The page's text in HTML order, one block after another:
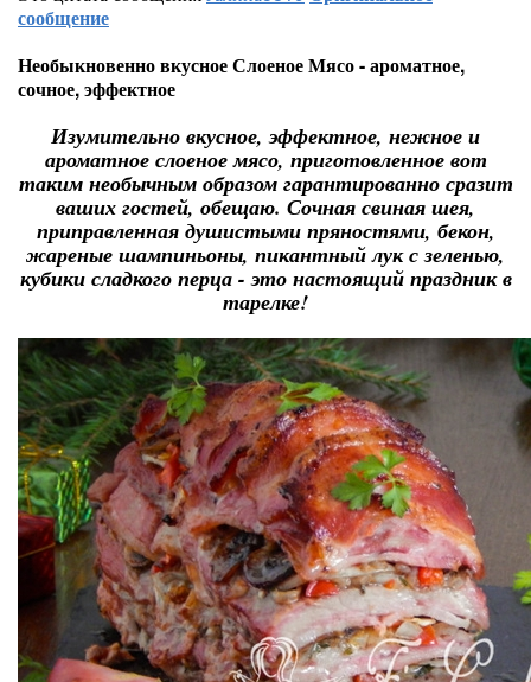
сообщение
Необыкновенно вкусное Слоеное Мясо - ароматное,
сочное, эффектное
Изумительно вкусное, эффектное, нежное и
ароматное слоеное мясо, приготовленное вот
таким необычным образом гарантированно сразит
ваших гостей, обещаю. Сочная свиная шея,
приправленная душистыми пряностями, бекон,
жареные шампиньоны, пикантный лук с зеленью,
кубики сладкого перца - это настоящий праздник в
тарелке!